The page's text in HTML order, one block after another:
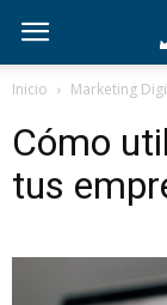
Inicio Marketing
Cómo
tus